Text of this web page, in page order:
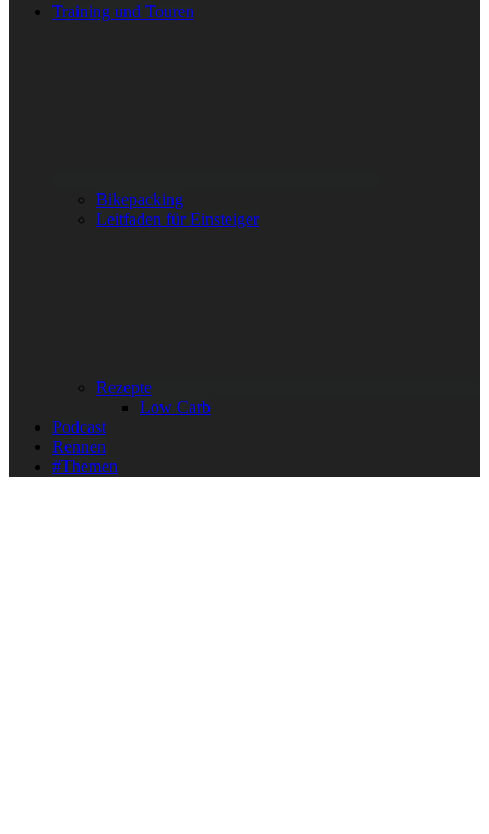
Training und Touren
Bikepacking
Leitfaden für Einsteiger
Rezepte
Low Carb
Podcast
Rennen
#Themen